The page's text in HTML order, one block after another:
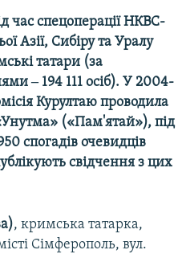
час спецоперації НКВС-
Азії, Сибіру та Уралу
татари (за
‒ 194 111 осіб). У 2004-
Курултаю проводила
(«Пам'ятай»), під
спогадів очевидців
свідчення з цих
, кримська татарка,
Сімферополь, вул.